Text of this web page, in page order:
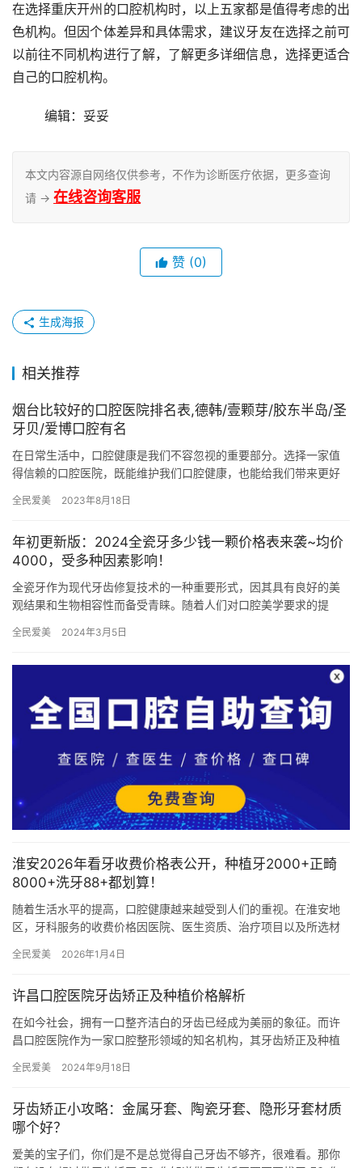
在选择重庆开州的口腔机构时，以上五家都是值得考虑的出
色机构。但因个体差异和具体需求，建议牙友在选择之前可
以前往不同机构进行了解，了解更多详细信息，选择更适合
自己的口腔机构。
	编辑：妥妥
本文内容源自网络仅供参考，不作为诊断医疗依据，更多查询
请 → 在线咨询客服
赞 (0)
生成海报
相关推荐
烟台比较好的口腔医院排名表,德韩/壹颗芽/胶东半岛/圣
牙贝/爱博口腔有名
在日常生活中，口腔健康是我们不容忽视的重要部分。选择一家值
得信赖的口腔医院，既能维护我们口腔健康，也能给我们带来更好
医院可…
全民爱美 2023年8月18日
年初更新版：2024全瓷牙多少钱一颗价格表来袭~均价
4000，受多种因素影响！
全瓷牙作为现代牙齿修复技术的一种重要形式，因其具有良好的美
观结果和生物相容性而备受青睐。随着人们对口腔美学要求的提
视。202…
全民爱美 2024年3月5日
淮安2026年看牙收费价格表公开，种植牙2000+正畸
8000+洗牙88+都划算！
随着生活水平的提高，口腔健康越来越受到人们的重视。在淮安地
区，牙科服务的收费价格因医院、医生资质、治疗项目以及所选材
年…
全民爱美 2026年1月4日
许昌口腔医院牙齿矫正及种植价格解析
在如今社会，拥有一口整齐洁白的牙齿已经成为美丽的象征。而许
昌口腔医院作为一家口腔整形领域的知名机构，其牙齿矫正及种植
何？接…
全民爱美 2024年9月18日
牙齿矫正小攻略：金属牙套、陶瓷牙套、隐形牙套材质
哪个好？
爱美的宝子们，你们是不是总觉得自己牙齿不够齐，很难看。那你